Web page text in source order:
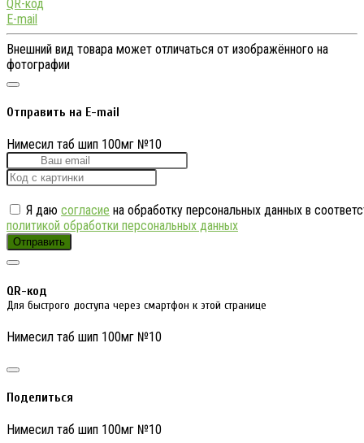
QR-код
E-mail
Внешний вид товара может отличаться от изображённого на
фотографии
Отправить на E-mail
Нимесил таб шип 100мг №10
Я даю согласие на обработку персональных данных в
политикой обработки персональных данных
Отправить
QR-код
Для быстрого доступа через смартфон к этой странице
Нимесил таб шип 100мг №10
Поделиться
Нимесил таб шип 100мг №10